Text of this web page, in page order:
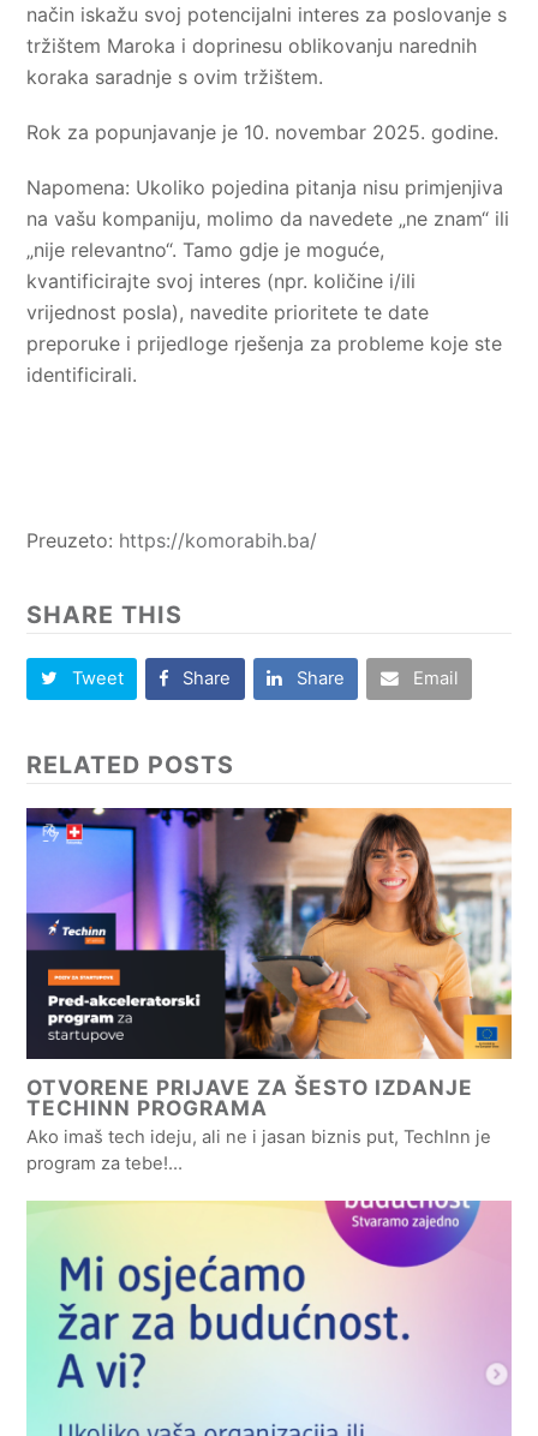
način iskažu svoj potencijalni interes za poslovanje s
tržištem Maroka i doprinesu oblikovanju narednih
koraka saradnje s ovim tržištem.
Rok za popunjavanje je 10. novembar 2025. godine.
Napomena: Ukoliko pojedina pitanja nisu primjenjiva
na vašu kompaniju, molimo da navedete „ne znam“ ili
„nije relevantno“. Tamo gdje je moguće,
kvantificirajte svoj interes (npr. količine i/ili
vrijednost posla), navedite prioritete te date
preporuke i prijedloge rješenja za probleme koje ste
identificirali.
Preuzeto: https://komorabih.ba/
SHARE THIS
Tweet Share Share Email
RELATED POSTS
OTVORENE PRIJAVE ZA ŠESTO IZDANJE
TECHINN PROGRAMA
Ako imaš tech ideju, ali ne i jasan biznis put, TechInn je
program za tebe!…